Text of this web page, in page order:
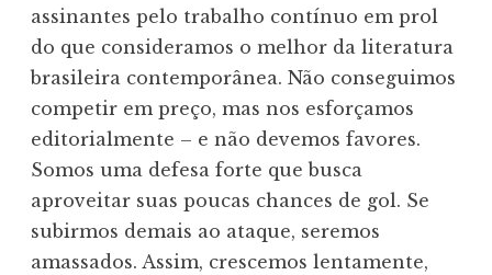
assinantes pelo trabalho contínuo em prol
do que consideramos o melhor da literatura
brasileira contemporânea. Não conseguimos
competir em preço, mas nos esforçamos
editorialmente – e não devemos favores.
Somos uma defesa forte que busca
aproveitar suas poucas chances de gol. Se
subirmos demais ao ataque, seremos
amassados. Assim, crescemos lentamente,